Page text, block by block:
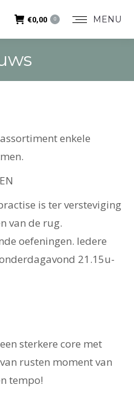
MENU
€0,00 0
here:
enkele
is ter versteviging
van de rug.
oefeningen. Iedere
21.15u-
sterkere core met
rusten moment van
tempo!